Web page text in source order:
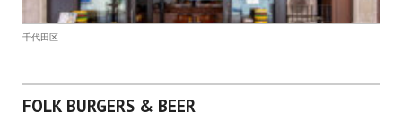
千代田区
FOLK BURGERS & BEER